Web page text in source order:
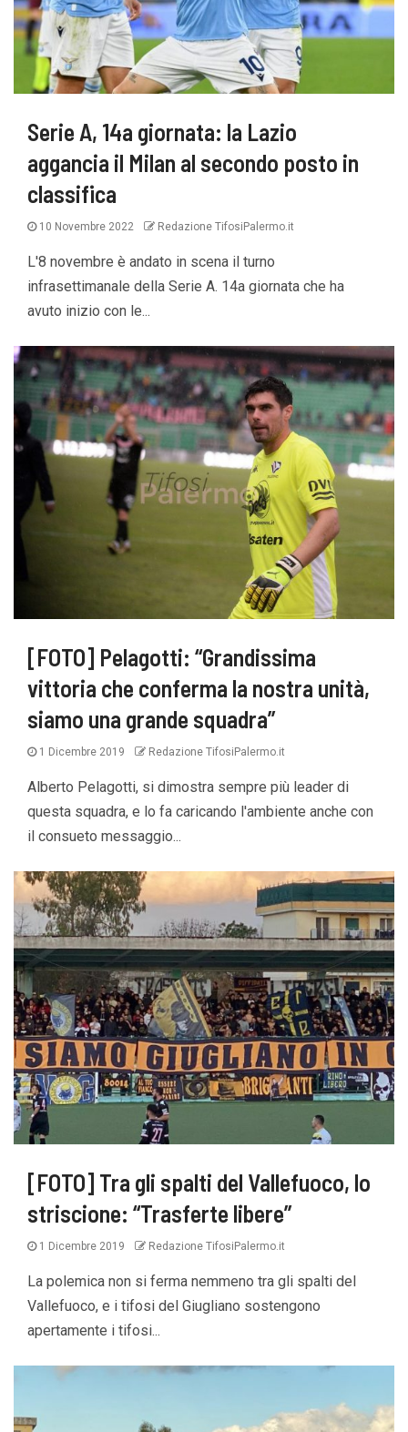
Serie A, 14a giornata: la Lazio
aggancia il Milan al secondo posto in
classifica
10 Novembre 2022 Redazione TifosiPalermo.it
L'8 novembre è andato in scena il turno
infrasettimanale della Serie A. 14a giornata che ha
avuto inizio con le...
[FOTO] Pelagotti: “Grandissima
vittoria che conferma la nostra unità,
siamo una grande squadra”
1 Dicembre 2019 Redazione TifosiPalermo.it
Alberto Pelagotti, si dimostra sempre più leader di
questa squadra, e lo fa caricando l'ambiente anche con
il consueto messaggio...
[FOTO] Tra gli spalti del Vallefuoco, lo
striscione: “Trasferte libere”
1 Dicembre 2019 Redazione TifosiPalermo.it
La polemica non si ferma nemmeno tra gli spalti del
Vallefuoco, e i tifosi del Giugliano sostengono
apertamente i tifosi...